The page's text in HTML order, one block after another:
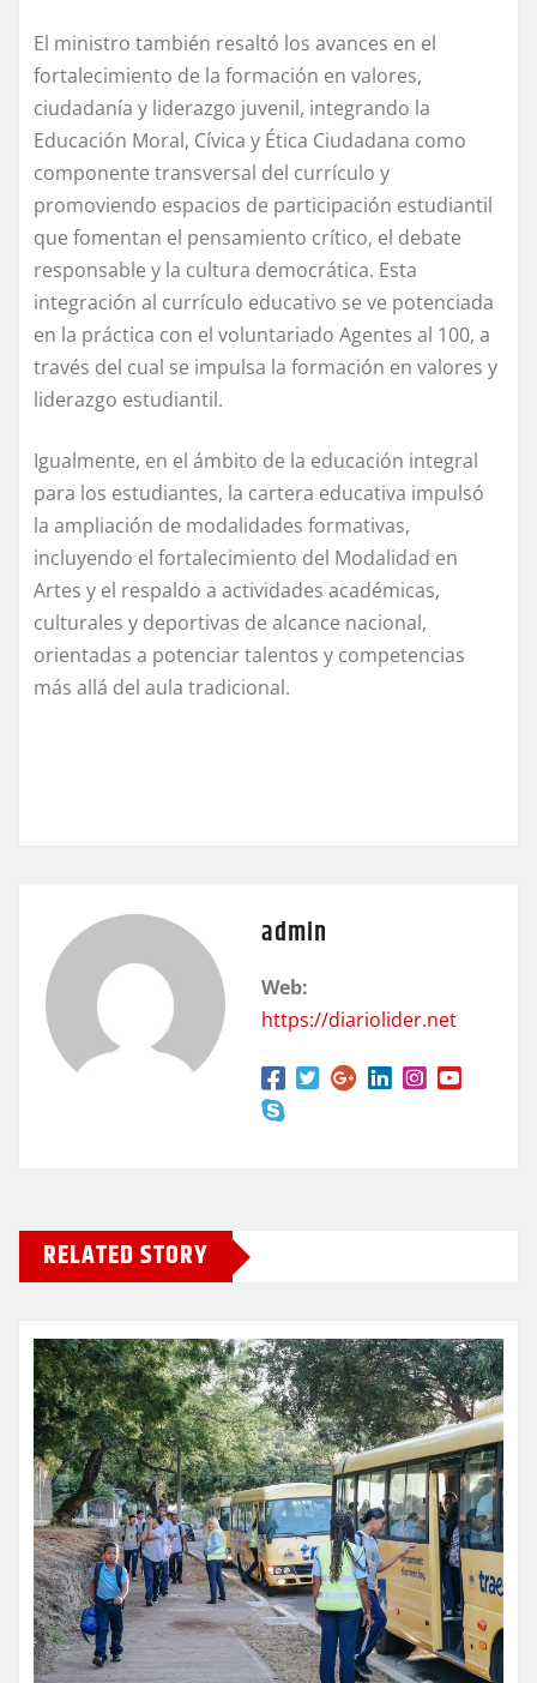
El ministro también resaltó los avances en el
fortalecimiento de la formación en valores,
ciudadanía y liderazgo juvenil, integrando la
Educación Moral, Cívica y Ética Ciudadana como
componente transversal del currículo y
promoviendo espacios de participación estudiantil
que fomentan el pensamiento crítico, el debate
responsable y la cultura democrática. Esta
integración al currículo educativo se ve potenciada
en la práctica con el voluntariado Agentes al 100, a
través del cual se impulsa la formación en valores y
liderazgo estudiantil.
Igualmente, en el ámbito de la educación integral
para los estudiantes, la cartera educativa impulsó
la ampliación de modalidades formativas,
incluyendo el fortalecimiento del Modalidad en
Artes y el respaldo a actividades académicas,
culturales y deportivas de alcance nacional,
orientadas a potenciar talentos y competencias
más allá del aula tradicional.
admin
Web:
https://diariolider.net
RELATED STORY